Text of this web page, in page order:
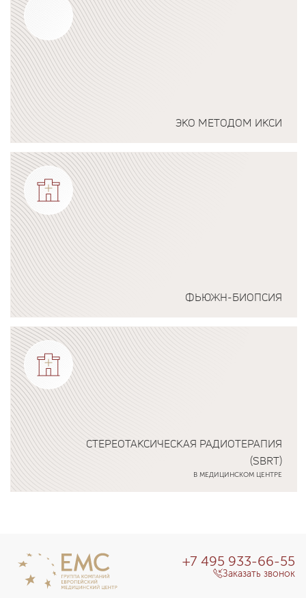
ЭКО МЕТОДОМ ИКСИ
Подробнее о программе
ФЬЮЖН-БИОПСИЯ
Подробнее о программе
СТЕРЕОТАКСИЧЕСКАЯ РАДИОТЕРАПИЯ
(SBRT)
В МЕДИЦИНСКОМ ЦЕНТРЕ
+7 495 933-66-55
Заказать звонок